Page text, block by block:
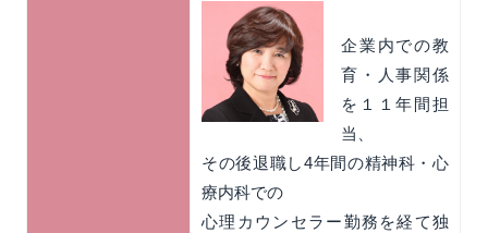
企業内での教
育・人事関係
を１１年間担
当、
その後退職し4年間の精神科・心
療内科での
心理カウンセラー勤務を経て独